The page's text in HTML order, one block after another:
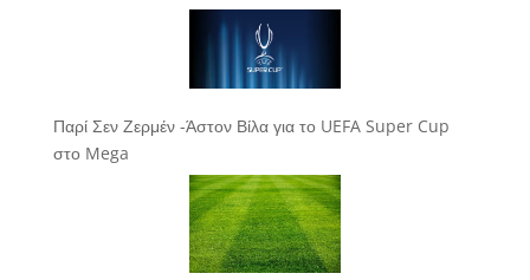
Παρί Σεν Ζερμέν -Άστον Βίλα για το UEFA Super Cup
στο Mega